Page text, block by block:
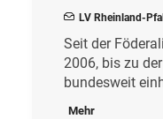
LV Rheinland-
Seit der
2006, bis zu
bundesweit
Mehr